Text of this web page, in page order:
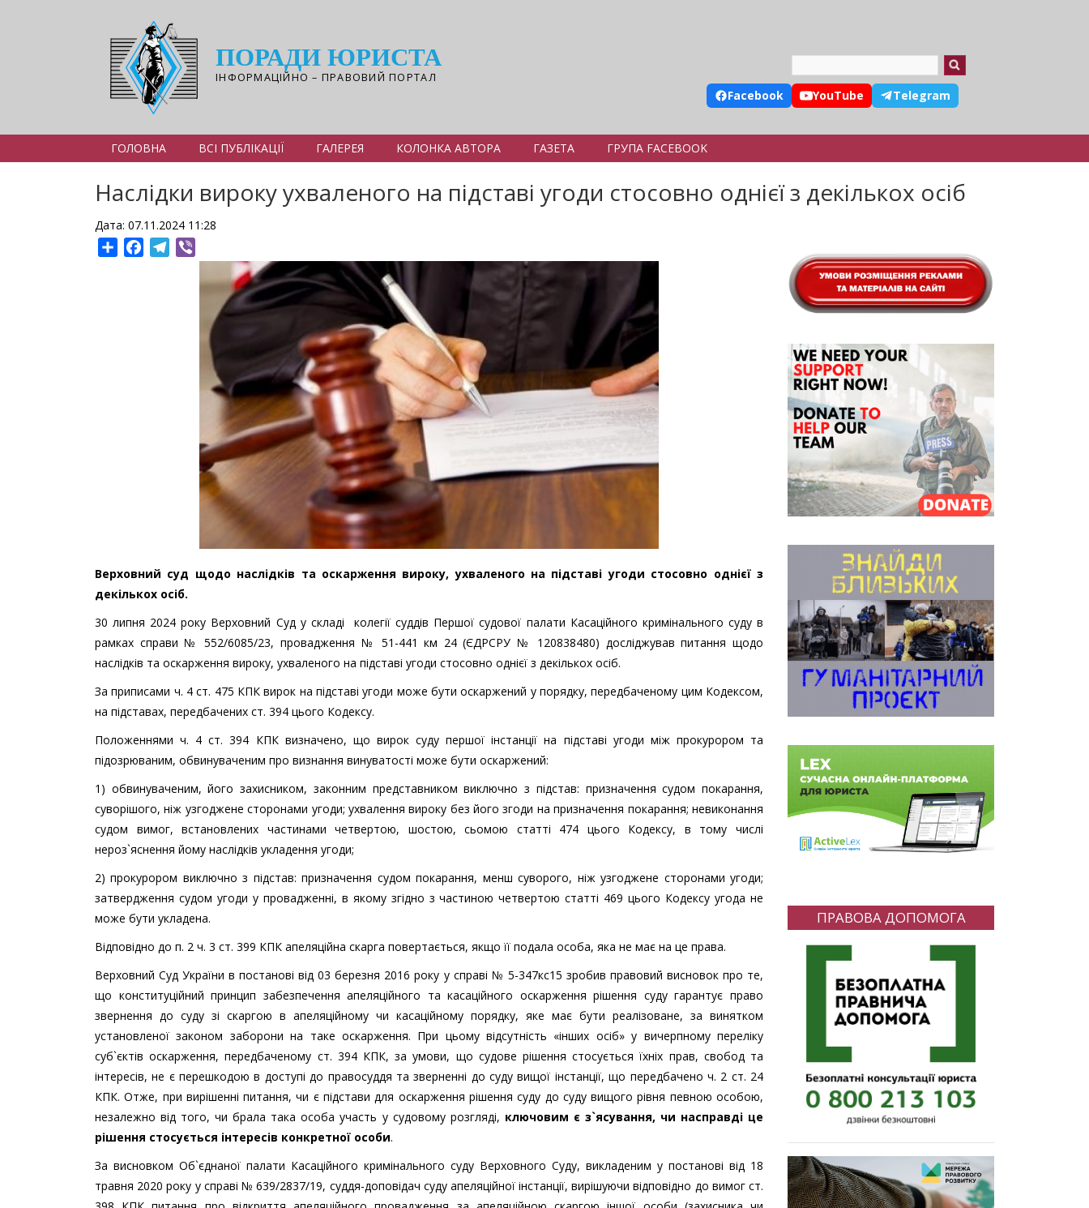
ПОРАДИ ЮРИСТА
ІНФОРМАЦІЙНО – ПРАВОВИЙ ПОРТАЛ
Facebook YouTube Telegram
ГОЛОВНА ВСІ ПУБЛІКАЦІЇ ГАЛЕРЕЯ КОЛОНКА АВТОРА ГАЗЕТА ГРУПА FACEBOOK
Наслідки вироку ухваленого на підставі угоди стосовно однієї з декількох осіб
Дата: 07.11.2024 11:28
ShareFacebookTelegram
Верховний суд щодо наслідків та оскарження вироку, ухваленого на підставі угоди стосовно однієї з
декількох осіб.
30 липня 2024 року Верховний Суд у складі колегії суддів Першої судової палати Касаційного кримінального суду в
рамках справи № 552/6085/23, провадження № 51-441 км 24 (ЄДРСРУ № 120838480) досліджував питання щодо
наслідків та оскарження вироку, ухваленого на підставі угоди стосовно однієї з декількох осіб.
За приписами ч. 4 ст. 475 КПК вирок на підставі угоди може бути оскаржений у порядку, передбаченому цим Кодексом,
на підставах, передбачених ст. 394 цього Кодексу.
Положеннями ч. 4 ст. 394 КПК визначено, що вирок суду першої інстанції на підставі угоди між прокурором та
підозрюваним, обвинуваченим про визнання винуватості може бути оскаржений:
1) обвинуваченим, його захисником, законним представником виключно з підстав: призначення судом покарання,
суворішого, ніж узгоджене сторонами угоди; ухвалення вироку без його згоди на призначення покарання; невиконання
судом вимог, встановлених частинами четвертою, шостою, сьомою статті 474 цього Кодексу, в тому числі
нероз`яснення йому наслідків укладення угоди;
2) прокурором виключно з підстав: призначення судом покарання, менш суворого, ніж узгоджене сторонами угоди;
затвердження судом угоди у провадженні, в якому згідно з частиною четвертою статті 469 цього Кодексу угода не
може бути укладена.
Відповідно до п. 2 ч. 3 ст. 399 КПК апеляційна скарга повертається, якщо її подала особа, яка не має на це права.
Верховний Суд України в постанові від 03 березня 2016 року у справі № 5-347кс15 зробив правовий висновок про те,
що конституційний принцип забезпечення апеляційного та касаційного оскарження рішення суду гарантує право
звернення до суду зі скаргою в апеляційному чи касаційному порядку, яке має бути реалізоване, за винятком
установленої законом заборони на таке оскарження. При цьому відсутність «інших осіб» у вичерпному переліку
суб`єктів оскарження, передбаченому ст. 394 КПК, за умови, що судове рішення стосується їхніх прав, свобод та
інтересів, не є перешкодою в доступі до правосуддя та зверненні до суду вищої інстанції, що передбачено ч. 2 ст. 24
КПК. Отже, при вирішенні питання, чи є підстави для оскарження рішення суду до суду вищого рівня певною особою,
незалежно від того, чи брала така особа участь у судовому розгляді, ключовим є з`ясування, чи насправді це
рішення стосується інтересів конкретної особи.
За висновком Об`єднаної палати Касаційного кримінального суду Верховного Суду, викладеним у постанові від 18
травня 2020 року у справі № 639/2837/19, суддя-доповідач суду апеляційної інстанції, вирішуючи відповідно до вимог ст.
ПРАВОВА ДОПОМОГА